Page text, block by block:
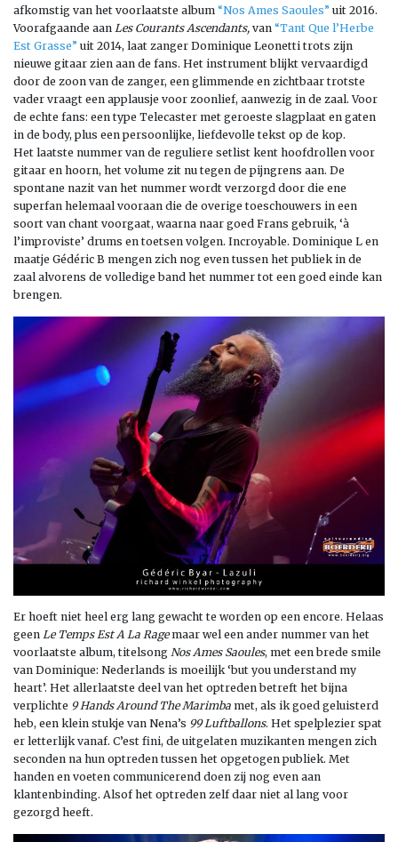
afkomstig van het voorlaatste album “Nos Ames Saoules” uit 2016.
Voorafgaande aan Les Courants Ascendants, van “Tant Que l’Herbe
Est Grasse” uit 2014, laat zanger Dominique Leonetti trots zijn
nieuwe gitaar zien aan de fans. Het instrument blijkt vervaardigd
door de zoon van de zanger, een glimmende en zichtbaar trotste
vader vraagt een applausje voor zoonlief, aanwezig in de zaal. Voor
de echte fans: een type Telecaster met geroeste slagplaat en gaten
in de body, plus een persoonlijke, liefdevolle tekst op de kop.
Het laatste nummer van de reguliere setlist kent hoofdrollen voor
gitaar en hoorn, het volume zit nu tegen de pijngrens aan. De
spontane nazit van het nummer wordt verzorgd door die ene
superfan helemaal vooraan die de overige toeschouwers in een
soort van chant voorgaat, waarna naar goed Frans gebruik, ‘à
l’improviste’ drums en toetsen volgen. Incroyable. Dominique L en
maatje Gédéric B mengen zich nog even tussen het publiek in de
zaal alvorens de volledige band het nummer tot een goed einde kan
brengen.
Er hoeft niet heel erg lang gewacht te worden op een encore. Helaas
geen Le Temps Est A La Ragemaar wel een ander nummer van het
voorlaatste album, titelsong Nos Ames Saoules, met een brede smile
van Dominique: Nederlands is moeilijk ‘but you understand my
heart’. Het allerlaatste deel van het optreden betreft het bijna
verplichte 9 Hands Around The Marimba met, als ik goed geluisterd
heb, een klein stukje van Nena’s 99 Luftballons. Het spelplezier spat
er letterlijk vanaf. C’est fini, de uitgelaten muzikanten mengen zich
seconden na hun optreden tussen het opgetogen publiek. Met
handen en voeten communicerend doen zij nog even aan
klantenbinding. Alsof het optreden zelf daar niet al lang voor
gezorgd heeft.